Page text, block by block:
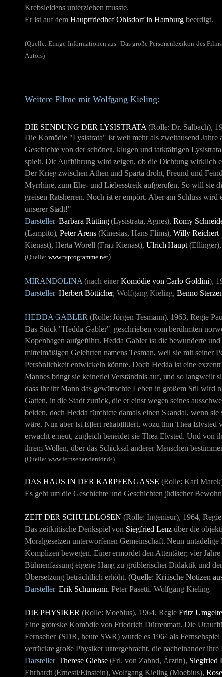
Krebsleidens unterziehen musste.
Er ist auf dem Hauptfriedhof Ohlsdorf in Hamburg beerdigt.
(Quelle: Einige Informationen aus "Das große Personenlexikon des
Autors)
Weitere Filme mit Wolfgang Kieling:
DIE SENDUNG DER LYSISTRATA (Rolle: Dr. Salbach),
Die Komödie "Lysistrata" ist weit mehr als zweitausend
Geschichte von der schönen, klugen und tatkräftigen
spielt. Die Aufführung wird zeigen, ob die Dichtung wirklich
Der Krieg zwischen Athen und Sparta droht, Freund und
Myrrhine, zum Ehe- und Liebesstreik aufgerufen. So will sie
greisen Ratsherren. Noch ist er empört. Aber am Schluss
unserer Stadt!"
Darsteller: Barbara Rütting (Lysistrata, Agnes), Romy
(Lampito), Peter Arens (Kinesias, Hans Flims), Willy Reichert
Kienast), Herta Worell (Frau Kienast), Ulrich Haupt
(Quelle: www.tvprogramme.net)
MIRANDOLINA (nach einerKomödie von Carlo Goldini),
Darsteller: Herbert Bötticher, Wolfgang Kieling, Benno
HEDDA GABLER (Rolle: Jörgen Tesmann), 1963, Regie
Das Stück "Hedda Gabler", geschrieben vom berühmten
Kopenhagen aufgeführt. Hedda Gabler ist die bewunderte
mittelmäßigen Gelehrten namens Tesman, weil sie mit seiner
Persönlichkeit entwickeln könnte. Doch Hedda ist eine
Mannes bringt sie keinerlei Verständnis auf, und so langweilt
dass ihr ihr Mann das gewünschte Leben in großem Stil wird
Gatten, in die Stadt zurück, die er einst wegen seines
beiden, doch Hedda fürchtete damals einen Skandal, wenn
wäre. Nun aber ist Ejlert rehabilitiert, wozu ihm Thea Elvsted
erwacht erneut, zugleich beneidet sie Thea Elvsted. Und von
ihrem Wollen, über das Schicksal anderer Menschen
(Quelle: www.fernsehenderddr.de)
DAS HAUS IN DER KARPFENGASSE (Rolle: Karl
Es geht um die Geschichte und Geschichten jüdischer
ZEIT DER SCHULDLOSEN (Rolle: Ingenieur), 1964,
Das zeitkritische Denkspiel von Siegfried Lenz über die
Moralgesetzen unterworfenen Gemeinschaft. Neun
Komplizen bewegen. Einer ermordet den Attentäter; vier
Bühnenfassung eigene Hang zu grüblerischer Didaktik und
Übersetzung beträchtlich erhöht. (Quelle: Kritische Notizen
Darsteller: Erik Schumann, Peter Pasetti, Wolfgang Kieling
DIE PHYSIKER (Rolle: Moebius), 1964, Regie Fritz
Eine groteske Komödie von Friedrich Dürrenmatt. Die
Fernsehen (SDR, heute SWR) wurde es 1964 als
verrückte große Physiker untergebracht, die nacheinander
Darsteller: Therese Giehse (Frl. von Zahnd, Ärztin), Siegfried
Ehrhardt (Ernesti/Einstein), Wolfgang Kieling (Moebius),